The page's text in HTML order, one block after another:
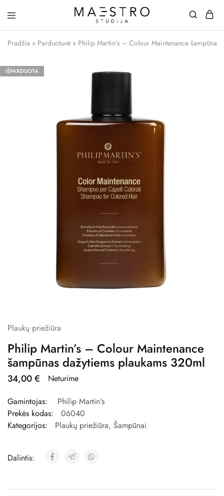
Studija
Pradžia » Parduotuvė » Philip Martin’s – Colour Maintenance šampūnas
IŠPARDUOTA
Plaukų priežiūra
Philip Martin’s – Colour Maintenance
šampūnas dažytiems plaukams 320ml
34,00€
Neturime
Gamintojas:
Philip Martin's
Prekės kodas:
06040
Kategorijos:
Plaukų priežiūra, Šampūnai
Dalintis: